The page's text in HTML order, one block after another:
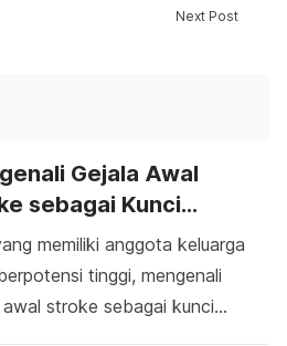
Depan
Next Post
Gejala Awal
sebagai Kunci
Medis yang
memiliki anggota keluarga
tinggi, mengenali
awal stroke sebagai kunci